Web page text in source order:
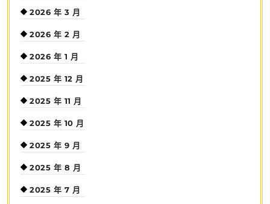
2026 年 3 月
2026 年 2 月
2026 年 1 月
2025 年 12 月
2025 年 11 月
2025 年 10 月
2025 年 9 月
2025 年 8 月
2025 年 7 月